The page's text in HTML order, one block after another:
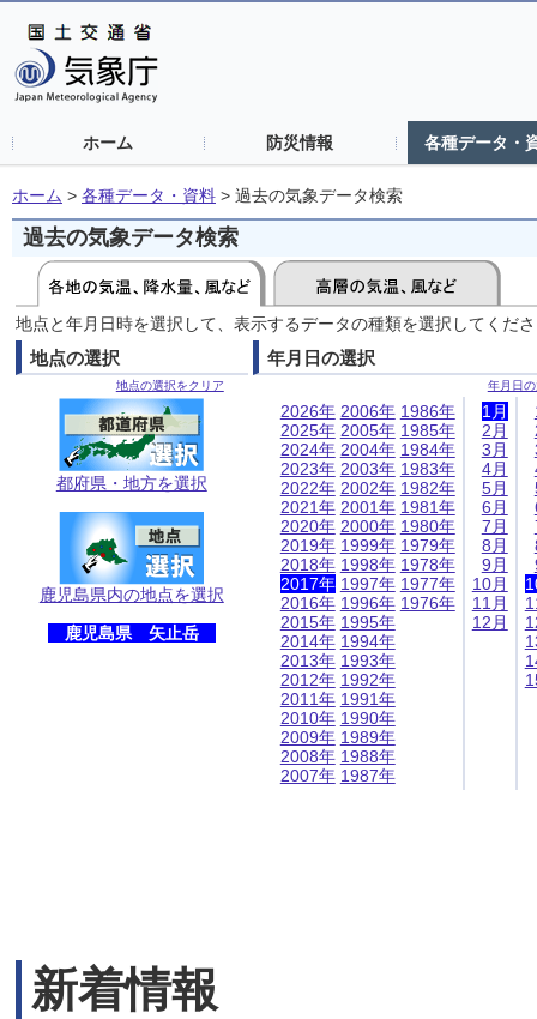
ホーム 防災情報 各種データ・
ホーム > 各種データ・資料 > 過去の気象データ検索
過去の気象データ検索
地点と年月日時を選択して、表示するデータの種類を選択してくだ
地点の選択
地点の選択をクリア
都府県・地方を選択
鹿児島県内の地点を選択
鹿児島県 矢止岳
年月日の選択
年月日
2026年
2025年
2024年
2023年
2022年
2021年
2020年
2019年
2018年
2017年
2016年
2015年
2014年
2013年
2012年
2011年
2010年
2009年
2008年
2007年
2006年
2005年
2004年
2003年
2002年
2001年
2000年
1999年
1998年
1997年
1996年
1995年
1994年
1993年
1992年
1991年
1990年
1989年
1988年
1987年
1986年
1985年
1984年
1983年
1982年
1981年
1980年
1979年
1978年
1977年
1976年
1月
2月
3月
4月
5月
6月
7月
8月
9月
10月
11月
12月
新着情報